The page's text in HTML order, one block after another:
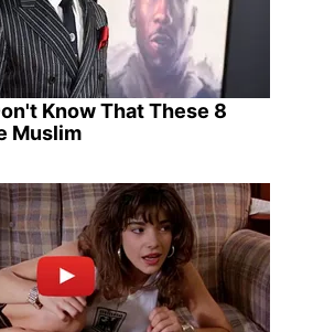
Know That These 8
Muslim